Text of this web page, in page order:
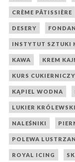
CRÈME PÂTISSIÈRE
DESERY
INSTYTUT SZTUKI
KAWA KREM
KURS
KĄPIEL WODNA
LUKIER KRÓLEWSKI
NALEŚNIKI
POLEWA
ROYAL ICING